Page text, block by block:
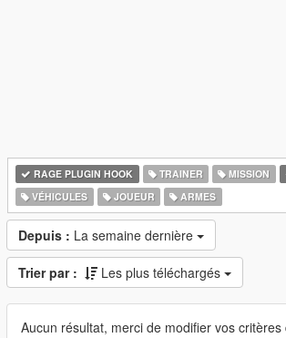
RAGE PLUGIN HOOK TRAINER MISSION
VÉHICULES
JOUEUR ARMES
Depuis : La semaine dernière
Trier par : Les plus téléchargés
Aucun résultat, merci de modifier vos critères